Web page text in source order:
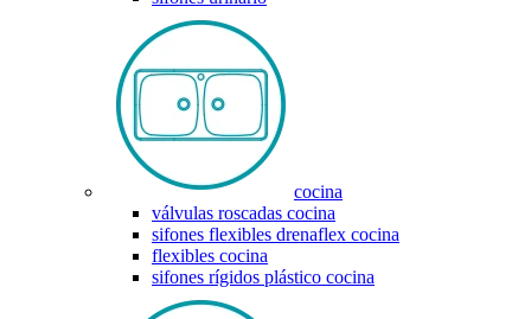
cocina
válvulas roscadas cocina
sifones flexibles drenaflex cocina
flexibles cocina
sifones rígidos plástico cocina